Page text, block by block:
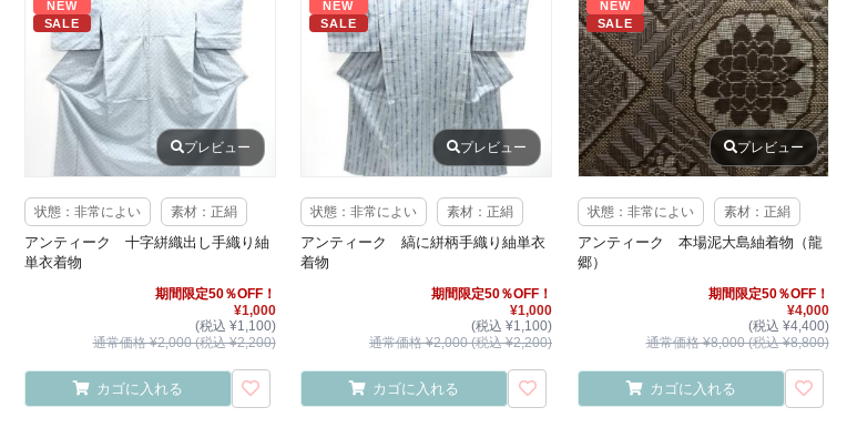
NEW
SALE
プレビュー
状態：非常によい 素材：正絹
アンティーク 十字絣織出し手織り紬
単衣着物
期間限定50％OFF！
¥1,000
(税込 ¥1,100)
通常価格 ¥2,000 (税込 ¥2,200)
カゴに入れる
NEW
SALE
プレビュー
状態：非常によい 素材：正絹
アンティーク 縞に絣柄手織り紬単衣
着物
期間限定50％OFF！
¥1,000
(税込 ¥1,100)
通常価格 ¥2,000 (税込 ¥2,200)
カゴに入れる
NEW
SALE
プレビュー
状態：非常によい 素材：正絹
アンティーク 本場泥大島紬着物（龍
郷）
期間限定50％OFF！
¥4,000
(税込 ¥4,400)
通常価格 ¥8,000 (税込 ¥8,800)
カゴに入れる